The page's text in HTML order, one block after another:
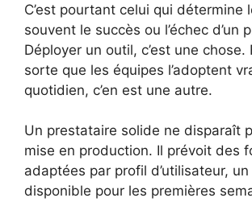
C’est pourtant celui qui détermine
souvent le succès ou l’échec d’un
Déployer un outil, c’est une chose.
sorte que les équipes l’adoptent
quotidien, c’en est une autre.
Un prestataire solide ne disparaît
mise en production. Il prévoit des
adaptées par profil d’utilisateur,
disponible pour les premières